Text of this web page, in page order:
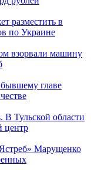
разместить в
по Украине
взорвали машину
главе
В Тульской области
центр
Марущенко